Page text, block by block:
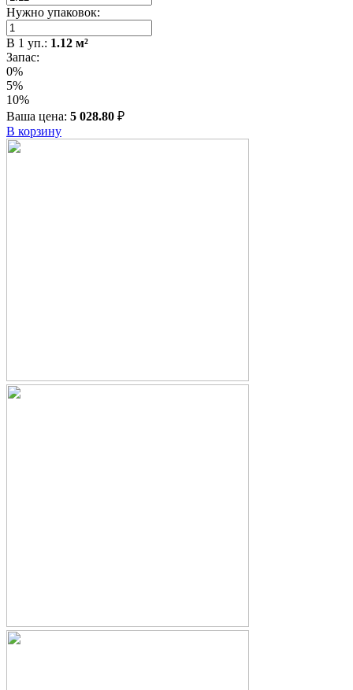
Нужно упаковок:
В 1 уп.: 1.12 м²
Запас:
0%
5%
10%
Ваша цена: 5 028.80 ₽
В корзину